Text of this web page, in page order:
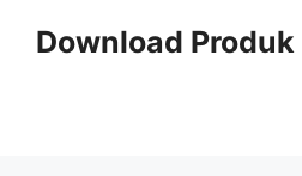
Download